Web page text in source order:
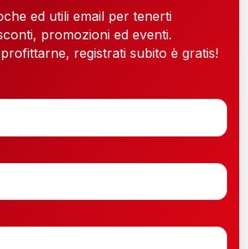
ed utili email per tenerti
promozioni ed eventi.
registrati subito è gratis!